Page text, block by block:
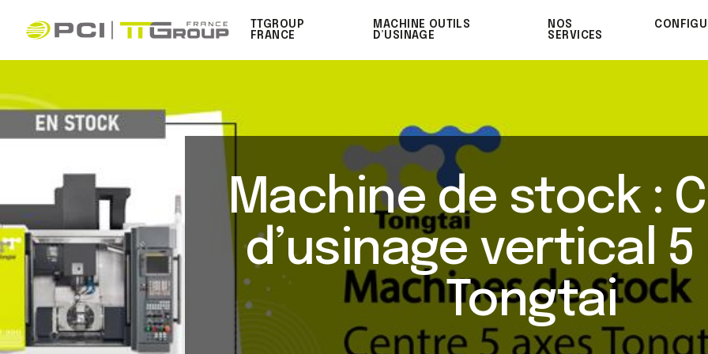
TTGROUP
FRANCE
MACHINE OUTILS
D’USINAGE
NOS
SERVICES
Machine de stock :
d’usinage vertical 5
Tongtai